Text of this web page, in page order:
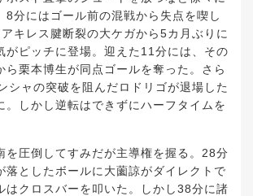
8分にはゴール前の混戦から失点を喫し
キレス腱断裂の大ケガから5カ月ぶりに
がピッチに登場。迎えた11分には、その
ら栗本博生が同点ゴールを奪った。さら
シャの突破を阻んだロドリゴが退場した
。しかし逆転はできずにハーフタイムを
を圧倒してすみだが主導権を握る。28分
落としたボールに大薗諒がダイレクトで
はクロスバーを叩いた。しかし38分に諸